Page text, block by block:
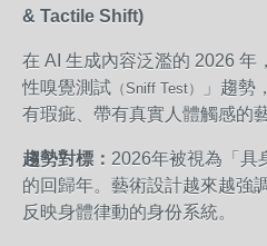
& Tactile Shift)
在 AI 生成內容泛濫的 2026 年
性嗅覺測試 （Sniff Test）
」趨勢
有瑕疵、帶有真實人體觸感的藝
趨勢對標： 2026年被視為「具
的回歸年。藝術設計越來越強
反映身體律動的身份系統。